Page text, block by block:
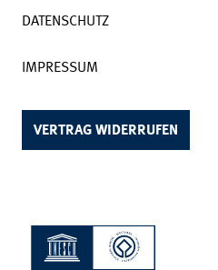
DATENSCHUTZ
IMPRESSUM
VERTRAG WIDERRUFEN